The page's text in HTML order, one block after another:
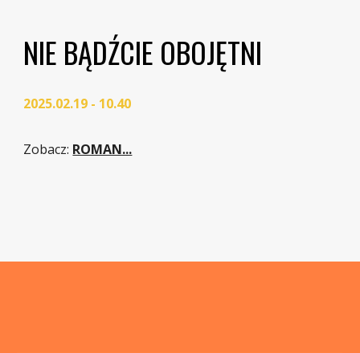
NIE BĄDŹCIE OBOJĘTNI
2025.02.19 - 10.40
Zobacz: ROMAN...